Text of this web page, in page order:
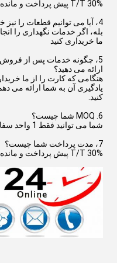
T/T 30% پیش پرداخت و مانده قبل از حمل و نقل پرداخت می شود
4، آیا می توانیم قطعات را نیز خریداری کنیم؟
بله، اگر خدمات نگهداری را
ما خریداری کنید
5، چگونه خدمات پس از
ارائه می دهید؟
هنگامی که کارت را از ما
یادگیری آن به شما ارائه می
کنید.
6. MOQ شما چیست؟
شما می توانید فقط 1 واحد سفارش دهید.
7، مدت پرداخت شما چیست؟
T/T 30% پیش پرداخت و مانده قبل از حمل و نقل پرداخت می شود